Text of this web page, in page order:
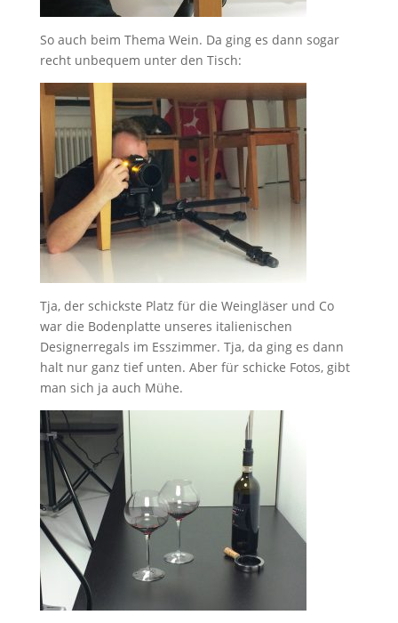
So auch beim Thema Wein. Da ging es dann sogar
recht unbequem unter den Tisch:
Tja, der schickste Platz für die Weingläser und Co
war die Bodenplatte unseres italienischen
Designerregals im Esszimmer. Tja, da ging es dann
halt nur ganz tief unten. Aber für schicke Fotos, gibt
man sich ja auch Mühe.